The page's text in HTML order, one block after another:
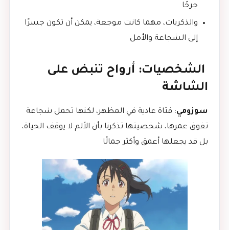
جرحًا
والذكريات، مهما كانت موجعة، يمكن أن تكون جسرًا
إلى الشجاعة والأمل
الشخصيات: أرواح تنبض على
الشاشة
سوزومي: فتاة عادية في المظهر، لكنها تحمل شجاعة
تفوق عمرها، شخصيتها تذكرنا بأن الألم لا يوقف الحياة،
بل قد يجعلها أعمق وأكثر جمالًا